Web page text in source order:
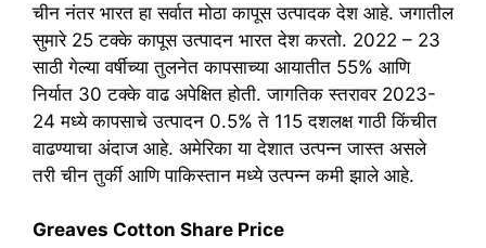
चीन नंतर भारत हा सर्वात मोठा कापूस उत्पादक देश आहे. जगातील
सुमारे 25 टक्के कापूस उत्पादन भारत देश करतो. 2022 – 23
साठी गेल्या वर्षीच्या तुलनेत कापसाच्या आयातीत 55% आणि
निर्यात 30 टक्के वाढ अपेक्षित होती. जागतिक स्तरावर 2023-
24 मध्ये कापसाचे उत्पादन 0.5% ते 115 दशलक्ष गाठी किंचीत
वाढण्याचा अंदाज आहे. अमेरिका या देशात उत्पन्न जास्त असले
तरी चीन तुर्की आणि पाकिस्तान मध्ये उत्पन्न कमी झाले आहे.
Greaves Cotton Share Price